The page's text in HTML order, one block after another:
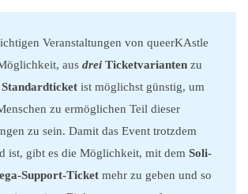
Veranstaltungen von queerKAstle
aus drei Ticketvarianten zu
Standardticket ist möglichst günstig, um
zu ermöglichen Teil dieser
zu sein. Damit das Event trotzdem
ist, gibt es die Möglichkeit, mit dem Soli-
Support-Ticket mehr zu geben und so